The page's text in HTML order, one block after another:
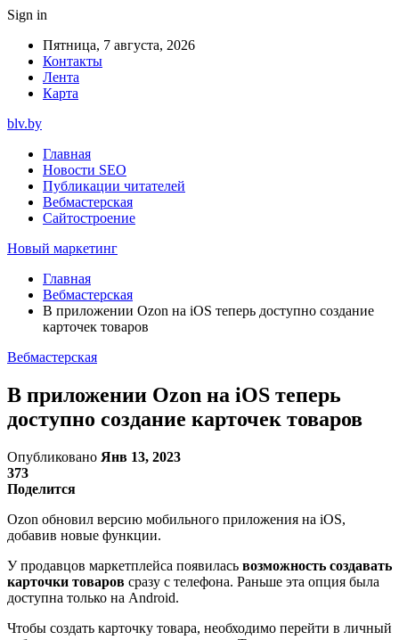
Sign in
Пятница, 7 августа, 2026
Контакты
Лента
Карта
blv.by
Главная
Новости SEO
Публикации читателей
Вебмастерская
Сайтостроение
Новый маркетинг
Главная
Вебмастерская
В приложении Ozon на iOS теперь доступно создание
карточек товаров
Вебмастерская
В приложении Ozon на iOS теперь
доступно создание карточек товаров
Опубликовано Янв 13, 2023
373
Поделится
Ozon обновил версию мобильного приложения на iOS,
добавив новые функции.
У продавцов маркетплейса появилась возможность создавать
карточки товаров сразу с телефона. Раньше эта опция была
доступна только на Android.
Чтобы создать карточку товара, необходимо перейти в личный